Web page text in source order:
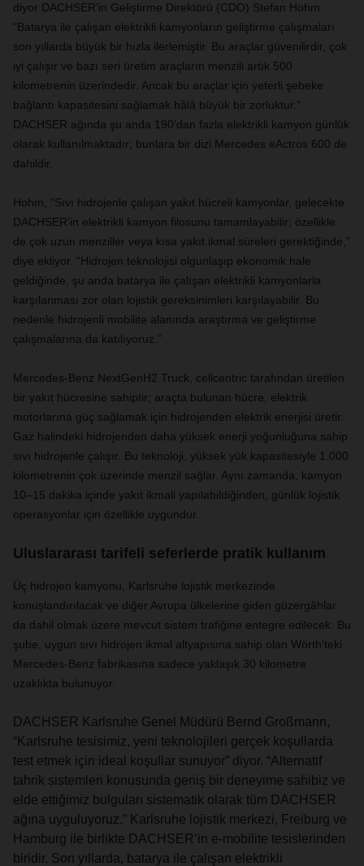
diyor DACHSER’in Geliştirme Direktörü (CDO) Stefan Hohm.
“Batarya ile çalışan elektrikli kamyonların geliştirme çalışmaları
son yıllarda büyük bir hızla ilerlemiştir. Bu araçlar güvenilirdir, çok
iyi çalışır ve bazı seri üretim araçların menzili artık 500
kilometrenin üzerindedir. Ancak bu araçlar için yeterli şebeke
bağlantı kapasitesini sağlamak hâlâ büyük bir zorluktur.”
DACHSER ağında şu anda 190’dan fazla elektrikli kamyon günlük
olarak kullanılmaktadır; bunlara bir dizi Mercedes eActros 600 de
dahildir.
Hohm, “Sıvı hidrojenle çalışan yakıt hücreli kamyonlar, gelecekte
DACHSER’in elektrikli kamyon filosunu tamamlayabilir; özellikle
de çok uzun menziller veya kısa yakıt ikmal süreleri gerektiğinde,”
diye ekliyor. “Hidrojen teknolojisi olgunlaşıp ekonomik hale
geldiğinde, şu anda batarya ile çalışan elektrikli kamyonlarla
karşılanması zor olan lojistik gereksinimleri karşılayabilir. Bu
nedenle hidrojenli mobilite alanında araştırma ve geliştirme
çalışmalarına da katılıyoruz.”
Mercedes-Benz NextGenH2 Truck, cellcentric tarafından üretilen
bir yakıt hücresine sahiptir; araçta bulunan hücre, elektrik
motorlarına güç sağlamak için hidrojenden elektrik enerjisi üretir.
Gaz halindeki hidrojenden daha yüksek enerji yoğunluğuna sahip
sıvı hidrojenle çalışır. Bu teknoloji, yüksek yük kapasitesiyle 1.000
kilometrenin çok üzerinde menzil sağlar. Aynı zamanda, kamyon
10–15 dakika içinde yakıt ikmali yapılabildiğinden, günlük lojistik
operasyonlar için özellikle uygundur.
Uluslararası tarifeli seferlerde pratik kullanım
Üç hidrojen kamyonu, Karlsruhe lojistik merkezinde
konuşlandırılacak ve diğer Avrupa ülkelerine giden güzergâhlar
da dahil olmak üzere mevcut sistem trafiğine entegre edilecek. Bu
şube, uygun sıvı hidrojen ikmal altyapısına sahip olan Wörth’teki
Mercedes-Benz fabrikasına sadece yaklaşık 30 kilometre
uzaklıkta bulunuyor.
DACHSER Karlsruhe Genel Müdürü Bernd Großmann,
“Karlsruhe tesisimiz, yeni teknolojileri gerçek koşullarda
test etmek için ideal koşullar sunuyor” diyor. “Alternatif
tahrik sistemleri konusunda geniş bir deneyime sahibiz ve
elde ettiğimiz bulguları sistematik olarak tüm DACHSER
ağına uyguluyoruz.” Karlsruhe lojistik merkezi, Freiburg ve
Hamburg ile birlikte DACHSER’in e-mobilite tesislerinden
biridir. Son yıllarda, batarya ile çalışan elektrikli